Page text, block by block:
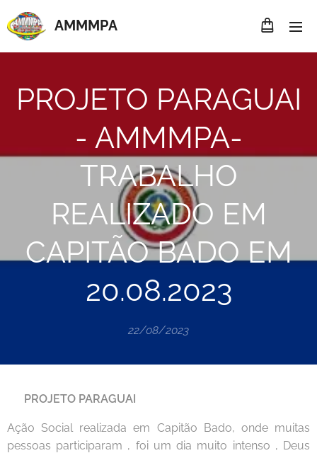
AMMMPA
PROJETO PARAGUAI
- AMMMPA-
TRABALHO
REALIZADO EM
CAPITÃO BADO EM
20.08.2023
22/08/2023
PROJETO PARAGUAI
Ação Social realizada em Capitão Bado, onde muitas
pessoas participaram , foi um dia muito intenso , Deus